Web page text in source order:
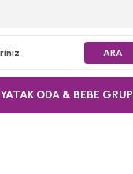
ARA
YATAK ODA & BEBE GRUP